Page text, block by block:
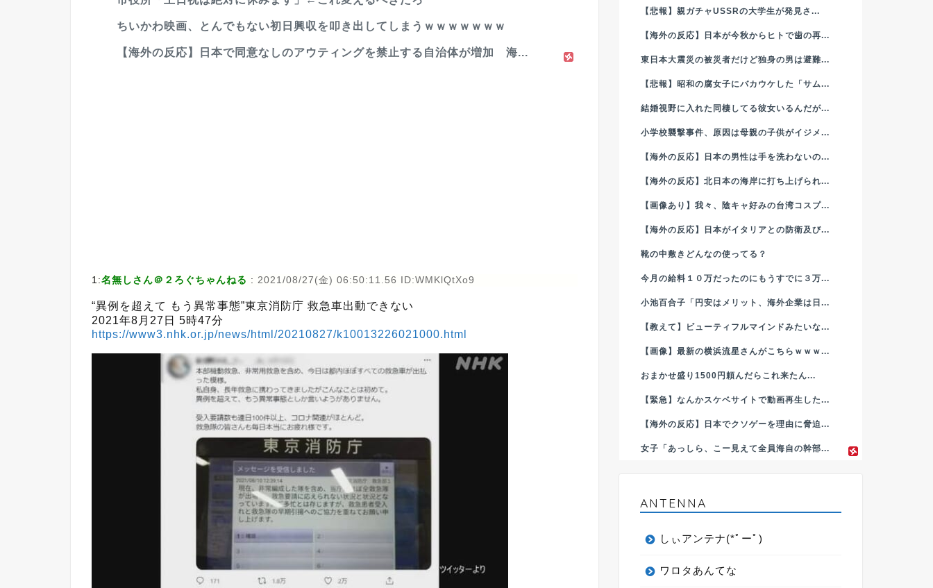
ちいかわ映画、とんでもない初日興収を叩き出してしまうｗｗｗｗｗｗｗ
【海外の反応】日本で同意なしのアウティングを禁止する自治体が増加 海...
1:名無しさん＠２ろぐちゃんねる : 2021/08/27(金) 06:50:11.56 ID:WMKlQtXo9
“異例を超えて もう異常事態”東京消防庁 救急車出動できない
2021年8月27日 5時47分
https://www3.nhk.or.jp/news/html/20210827/k10013226021000.html
【悲報】親ガチャUSSRの大学生が発見さ...
【海外の反応】日本が今秋からヒトで歯の再...
東日本大震災の被災者だけど独身の男は避難...
【悲報】昭和の腐女子にバカウケした「サム...
結婚視野に入れた同棲してる彼女いるんだが...
小学校襲撃事件、原因は母親の子供がイジメ...
【海外の反応】日本の男性は手を洗わないの...
【海外の反応】北日本の海岸に打ち上げられ...
【画像あり】我々、陰キャ好みの台湾コスプ...
【海外の反応】日本がイタリアとの防衛及び...
靴の中敷きどんなの使ってる？
今月の給料１０万だったのにもうすでに３万...
小池百合子「円安はメリット、海外企業は日...
【教えて】ビューティフルマインドみたいな...
【画像】最新の横浜流星さんがこちらｗｗｗ...
おまかせ盛り1500円頼んだらこれ来たん...
【緊急】なんかスケベサイトで動画再生した...
【海外の反応】日本でクソゲーを理由に脅迫...
女子「あっしら、こー見えて全員海自の幹部...
ANTENNA
しぃアンテナ(*ﾟーﾟ)
ワロタあんてな